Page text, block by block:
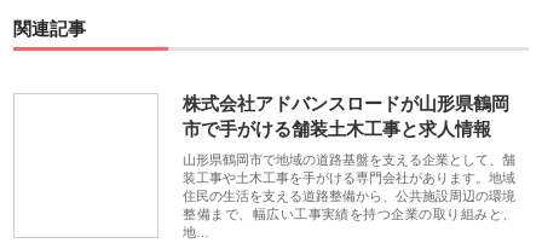
関連記事
株式会社アドバンスロードが山形県鶴岡
市で手がける舗装土木工事と求人情報
山形県鶴岡市で地域の道路基盤を支える企業として、舗
装工事や土木工事を手がける専門会社があります。地域
住民の生活を支える道路整備から、公共施設周辺の環境
整備まで、幅広い工事実績を持つ企業の取り組みと、
地…